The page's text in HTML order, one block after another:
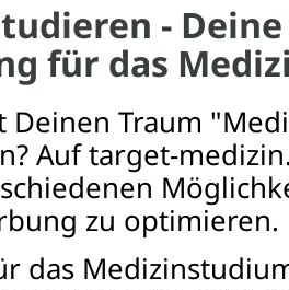
-
für das
Deinen Traum
Auf target-
zu optimieren.
das